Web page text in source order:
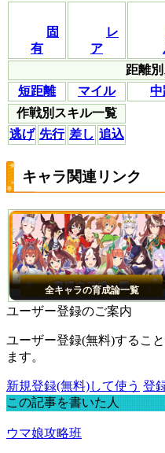
固
有
レ
ア
距離
短距離
マイル 中
作戦別スキル一覧
逃げ 先行 差し 追込
キャラ関連リンク
全キャラの育成論一覧
ユーザー登録のご案内
ユーザー登録(無料)するこ
ます。
新規登録(無料)して使う 登
この記事を書いた人
ウマ娘攻略班